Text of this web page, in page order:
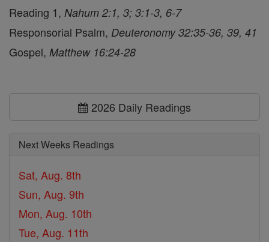
Reading 1, Nahum 2:1, 3; 3:1-3, 6-7
Responsorial Psalm, Deuteronomy 32:35-36, 39, 41
Gospel, Matthew 16:24-28
2026 Daily Readings
Next Weeks Readings
Sat, Aug. 8th
Sun, Aug. 9th
Mon, Aug. 10th
Tue, Aug. 11th